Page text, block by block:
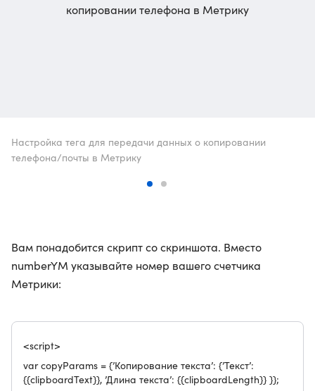
Настройка тега для передачи данных о копировании
телефона/почты в Метрику
Вам понадобится скрипт со скриншота. Вместо
numberYM указывайте номер вашего счетчика
Метрики:
<script>
var copyParams = {’Копирование текста’: {’Текст’:
{{clipboardText}}, ’Длина текста’: {{clipboardLength}} }};